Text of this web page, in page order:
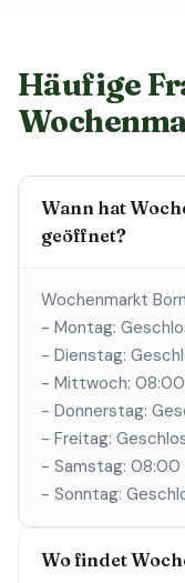
Häufige
Wann hat
geöffnet?
Wochenmarkt
- Montag:
- Dienstag:
- Mittwoch: 08:00
- Donnerstag:
- Freitag:
- Samstag: 08:00
- Sonntag:
Wo findet